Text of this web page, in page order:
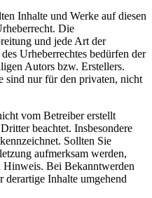
Inhalte und Werke auf diesen
Die
und jede Art der
Urheberrechtes bedürfen der
Autors bzw. Erstellers.
sind nur für den privaten, nicht
vom Betreiber erstellt
beachtet. Insbesondere
Sollten Sie
aufmerksam werden,
Hinweis. Bei Bekanntwerden
Inhalte umgehend